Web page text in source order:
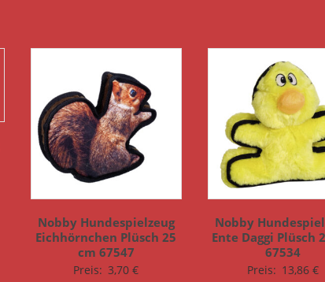
Nobby Hundespielzeug
Eichhörnchen Plüsch 25
cm 67547
Preis: 3,70€
Nobby
Ente Daggi Plüsch
67534
Preis: 13,86€